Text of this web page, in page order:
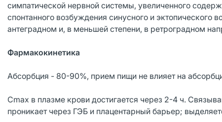
симпатической нервной системы, увеличенного
спонтанного возбуждения синусного и
антеградном и, в меньшей степени, в ретроградном
Фармакокинетика
Абсорбция - 80-90%, прием пищи не влияет на
Cmax в плазме крови достигается через 2-4 ч.
проникает через ГЭБ и плацентарный барьер;